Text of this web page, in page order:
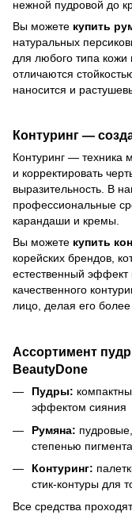
нежной пудровой до
Вы можете купить
натуральных
для любого типа
отличаются
наносится и
Контуринг —
Контуринг — техника
и корректировать
выразительность. В
профессиональные
карандаши и кремы.
Вы можете купить
корейских брендов,
естественный эффект
качественного
лицо, делая его
Ассортимент
BeautyDone
Пудры:
эффектом сияния
Румяна:
степенью
Контуринг:
стик-контуры для
Все средства